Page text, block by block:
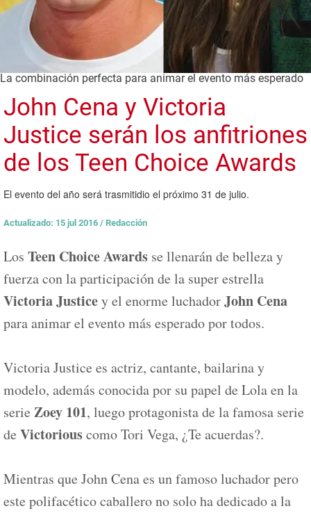
La combinación perfecta para animar el evento más esperado
John Cena y Victoria
Justice serán los anfitriones
de los Teen Choice Awards
El evento del año será trasmitidio el próximo 31 de julio.
Actualizado: 15 jul 2016 / Redacción
Los Teen Choice Awards se llenarán de belleza y
fuerza con la participación de la super estrella
Victoria Justicey el enorme luchadorJohn Cena
para animar el evento más esperado por todos.
Victoria Justice es actriz, cantante, bailarina y
modelo, además conocida por su papel de Lola en la
serie Zoey 101, luego protagonista de la famosa serie
de Victoriouscomo Tori Vega, ¿Te acuerdas?.
Mientras que John Cena es un famoso luchador pero
este polifacético caballero no solo ha dedicado a la